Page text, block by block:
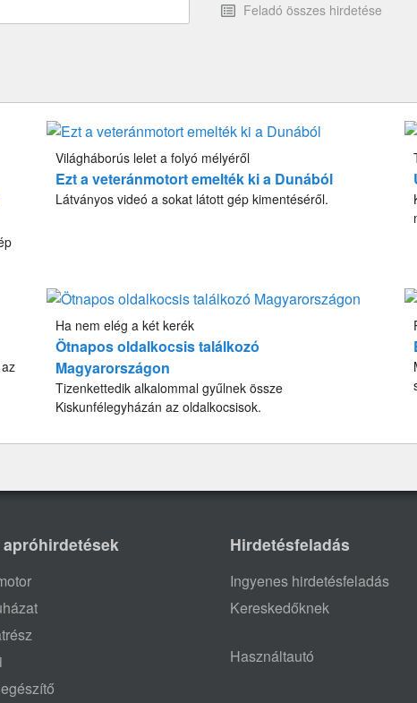
Feladó összes hirdetése
Világháborús lelet a folyó mélyéről
Ezt a veteránmotort emelték ki a Dunából
Látványos videó a sokat látott gép kimentéséről.
Ha nem elég a két kerék
Ötnapos oldalkocsis találkozó
Magyarországon
Tizenkettedik alkalommal gyűlnek össze
Kiskunfélegyházán az oldalkocsisok.
Hirdetésfeladás
Ingyenes hirdetésfeladás
Kereskedőknek
Használtautó